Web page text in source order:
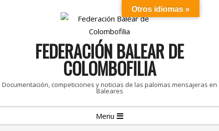
FEDERACIÓN BALEAR DE
COLOMBOFILIA
Documentación, competiciones y noticias de las palomas mensajeras en
Baleares
Navigation
Menu
Otros idiomas »